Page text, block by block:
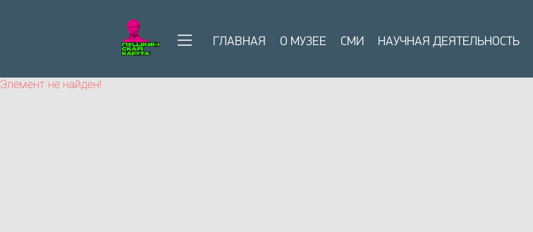
ГЛАВНАЯ О МУЗЕЕ СМИ НАУЧНАЯ ДЕЯТЕЛЬНОСТЬ
Элемент не найден!